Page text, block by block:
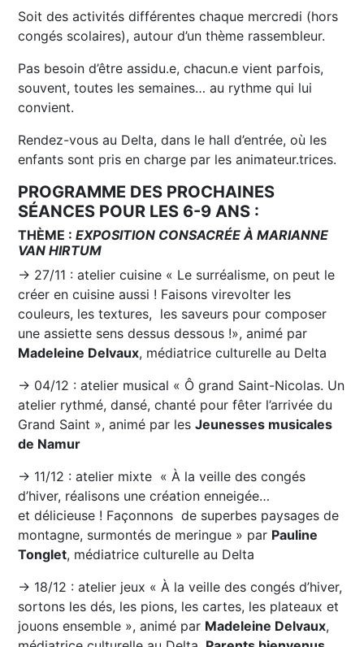
Soit des activités différentes chaque mercredi (hors
congés scolaires), autour d’un thème rassembleur.
Pas besoin d’être assidu.e, chacun.e vient parfois,
souvent, toutes les semaines… au rythme qui lui
convient.
Rendez-vous au Delta, dans le hall d’entrée, où les
enfants sont pris en charge par les animateur.trices.
PROGRAMME DES PROCHAINES
SÉANCES POUR LES 6-9 ANS :
THÈME :EXPOSITION CONSACRÉE À MARIANNE
VAN HIRTUM
→ 27/11 : atelier cuisine « Le surréalisme, on peut le
créer en cuisine aussi ! Faisons virevolter les
couleurs, les textures, les saveurs pour composer
une assiette sens dessus dessous !», animé par
Madeleine Delvaux, médiatrice culturelle au Delta
→ 04/12 : atelier musical « Ô grand Saint-Nicolas. Un
atelier rythmé, dansé, chanté pour fêter l’arrivée du
Grand Saint », animé par lesJeunesses musicales
de Namur
→ 11/12 : atelier mixte « À la veille des congés
d’hiver, réalisons une création enneigée…
et délicieuse ! Façonnons de superbes paysages de
montagne, surmontés de meringue » par Pauline
Tonglet, médiatrice culturelle au Delta
→ 18/12 : atelier jeux « À la veille des congés d’hiver,
sortons les dés, les pions, les cartes, les plateaux et
jouons ensemble », animé par Madeleine Delvaux,